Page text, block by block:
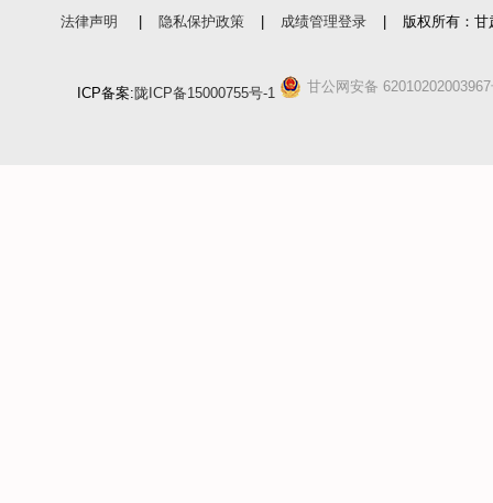
法律声明 隐私保护政策 成绩管理登录 版权所有：
ICP备案:陇ICP备15000755号-1 甘公网安备